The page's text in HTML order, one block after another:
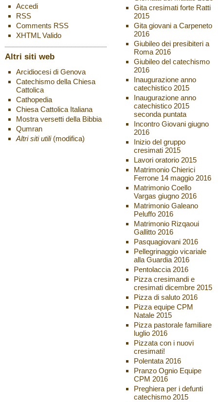
Accedi
RSS
Comments RSS
XHTMLValido
Altri siti web
Arcidiocesi di Genova
Catechismo della Chiesa
Cattolica
Cathopedia
Chiesa Cattolica Italiana
Mostra versetti della Bibbia
Qumran
Altri siti utili (modifica)
Gita cresimati forte Ratti
2015
Gita giovani a Carpeneto
2016
Giubileo dei presibiteri a
Roma 2016
Giubileo del catechismo
2016
Inaugurazione anno
catechistico 2015
Inaugurazione anno
catechistico 2015
seconda puntata
Incontro Giovani giugno
2016
Inizio del gruppo
cresimati 2015
Lavori oratorio 2015
Matrimonio Chierici
Ferrone 14 maggio 2016
Matrimonio Coello
Vargas giugno 2016
Matrimonio Galeano
Peluffo 2016
Matrimonio Rizqaoui
Gallitto 2016
Pasquagiovani 2016
Pellegrinaggio vicariale
alla Guardia 2016
Pentolaccia 2016
Pizza cresimandi e
cresimati dicembre 2015
Pizza di saluto 2016
Pizza equipe CPM
Natale 2015
Pizza pastorale familiare
luglio 2016
Pizzata con i nuovi
cresimati!
Polentata 2016
Pranzo Ognio Equipe
CPM 2016
Preghiera per i defunti
catechismo 2015